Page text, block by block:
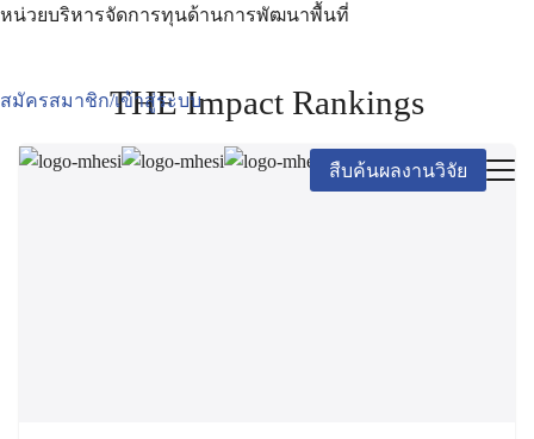
หน่วยบริหารจัดการทุนด้านการพัฒนาพื้นที่
สมัครสมาชิก/เข้าสู่ระบบ
สืบค้นผลงานวิจัย
THE Impact Rankings